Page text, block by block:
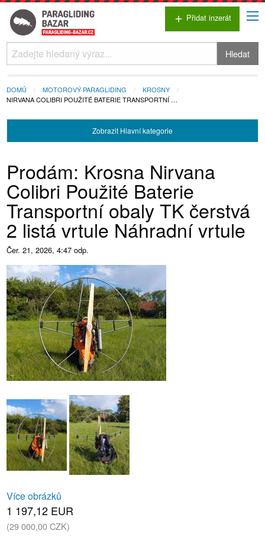
add Přidat inzerát
Hledat
DOMŮ MOTOROVÝ PARAGLIDING
KROSNY
NIRVANA COLIBRI POUŽITÉ BATERIE TRANSPORTNÍ …
Zobrazit Hlavní kategorie
Prodám: Krosna Nirvana
Colibri Použité Baterie
Transportní obaly TK čerstvá
2 listá vrtule Náhradní vrtule
Čer. 21, 2026, 4:47 odp.
Více obrázků
1 197,12 EUR
(29 000,00 CZK)